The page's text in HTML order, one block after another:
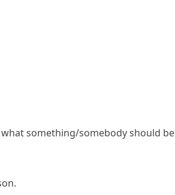
something/somebody should be